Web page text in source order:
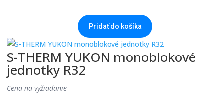
Pridať do košíka
S-THERM YUKON monoblokové
jednotky R32
Cena na vyžiadanie